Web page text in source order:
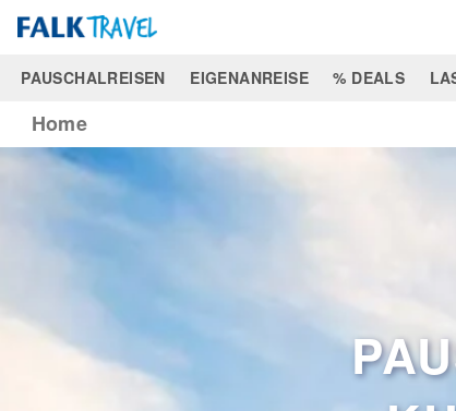
PAUSCHALREISEN EIGENANREISE % DEALS
Home